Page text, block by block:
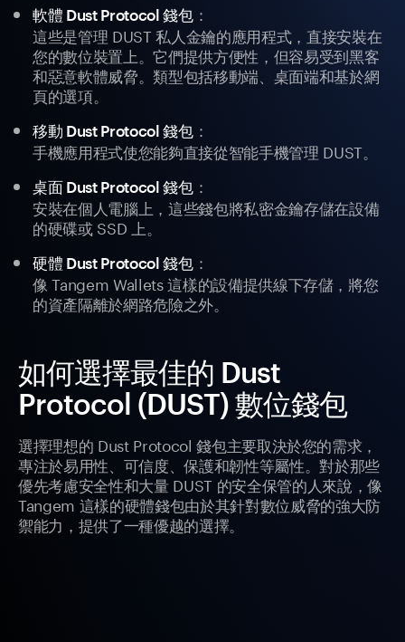
軟體 Dust Protocol 錢包：
這些是管理 DUST 私人金鑰的應用程式，直接安裝在
您的數位裝置上。它們提供方便性，但容易受到黑客
和惡意軟體威脅。類型包括移動端、桌面端和基於網
頁的選項。
移動 Dust Protocol 錢包：
手機應用程式使您能夠直接從智能手機管理 DUST。
桌面 Dust Protocol 錢包：
安裝在個人電腦上，這些錢包將私密金鑰存儲在設備
的硬碟或 SSD 上。
硬體 Dust Protocol 錢包：
像 Tangem Wallets 這樣的設備提供線下存儲，將您
的資產隔離於網路危險之外。
如何選擇最佳的 Dust
Protocol (DUST) 數位錢包
選擇理想的 Dust Protocol 錢包主要取決於您的需求，
專注於易用性、可信度、保護和韌性等屬性。對於那些
優先考慮安全性和大量 DUST 的安全保管的人來說，像
Tangem 這樣的硬體錢包由於其針對數位威脅的強大防
禦能力，提供了一種優越的選擇。